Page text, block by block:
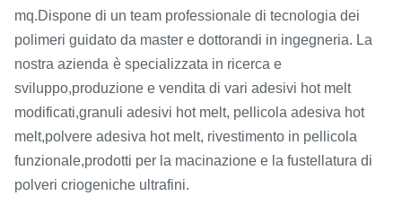
mq.Dispone di un team professionale di tecnologia dei
polimeri guidato da master e dottorandi in ingegneria. La
nostra azienda è specializzata in ricerca e
sviluppo,produzione e vendita di vari adesivi hot melt
modificati,granuli adesivi hot melt, pellicola adesiva hot
melt,polvere adesiva hot melt, rivestimento in pellicola
funzionale,prodotti per la macinazione e la fustellatura di
polveri criogeniche ultrafini.